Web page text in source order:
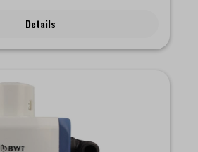
Boost und einen einzigartigen
Filtertechnologie von BWT sorgt
Wasser natürlich vorkommende
(Ca2+) physiologisch wertvolles
Ionen im gefilterten Wasser. Das
Geschmack dank Magnesium und ein
Tee und Kaffee.Lieferumfang: 3
Filterkartuschen für Tischwasserfilter
Details